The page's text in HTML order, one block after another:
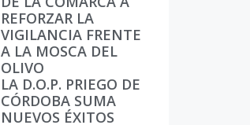
REFORZAR LA
VIGILANCIA FRENTE
A LA MOSCA DEL
OLIVO
LA D.O.P. PRIEGO DE
CÓRDOBA SUMA
NUEVOS ÉXITOS